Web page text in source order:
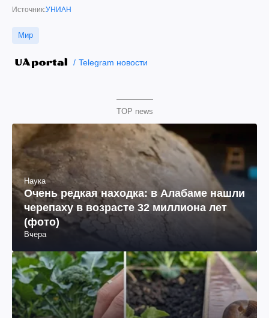
Источник:УНИАН
Мир
Telegram новости
TOP news
Наука
Очень редкая находка: в Алабаме нашли
черепаху в возрасте 32 миллиона лет
(фото)
Вчера